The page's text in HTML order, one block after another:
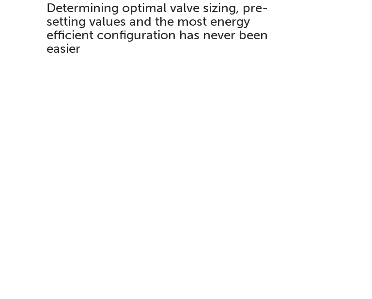
Determining optimal valve sizing, pre-
setting values and the most energy
efficient configuration has never been
easier